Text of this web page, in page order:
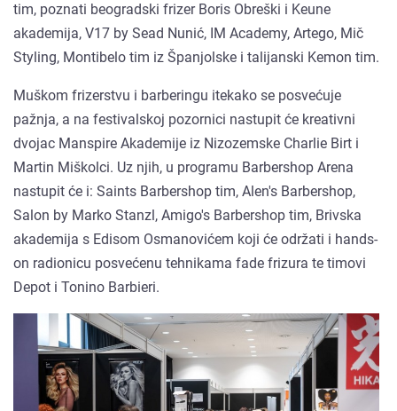
tim, poznati beogradski frizer Boris Obreški i Keune
akademija, V17 by Sead Nunić, IM Academy, Artego, Mič
Styling, Montibelo tim iz Španjolske i talijanski Kemon tim.
Muškom frizerstvu i barberingu itekako se posvećuje
pažnja, a na festivalskoj pozornici nastupit će kreativni
dvojac Manspire Akademije iz Nizozemske Charlie Birt i
Martin Miškolci. Uz njih, u programu Barbershop Arena
nastupit će i: Saints Barbershop tim, Alen's Barbershop,
Salon by Marko Stanzl, Amigo's Barbershop tim, Brivska
akademija s Edisom Osmanovićem koji će održati i hands-
on radionicu posvećenu tehnikama fade frizura te timovi
Depot i Tonino Barbieri.